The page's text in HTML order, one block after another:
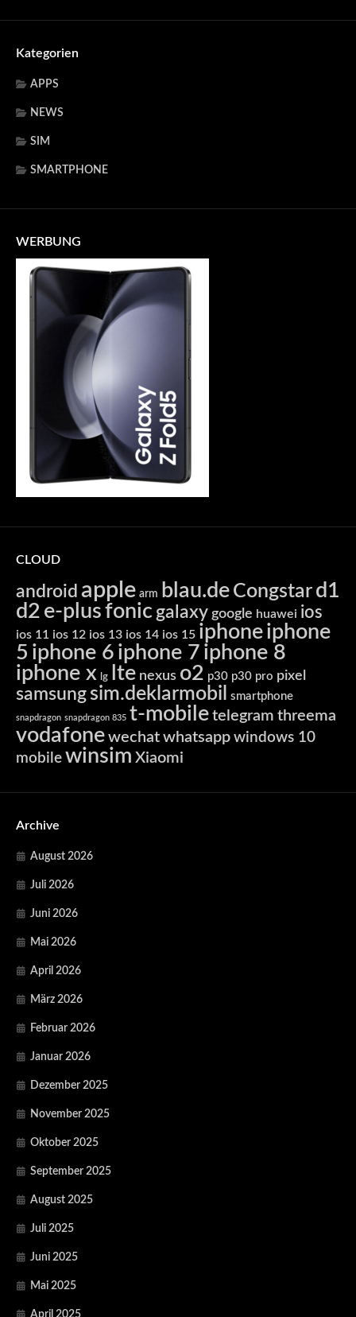
Kategorien
APPS
NEWS
SIM
SMARTPHONE
WERBUNG
CLOUD
android apple arm blau.de Congstar d1
d2 e-plusfonic galaxy google huawei ios
ios 11 ios 12 ios 13 ios 14 ios 15 iphoneiphone
5 iphone 6 iphone 7 iphone 8
iphone x lg lte nexus o2 p30 p30 pro pixel
samsung sim.deklarmobil smartphone
snapdragon snapdragon 835 t-mobile telegram threema
vodafone wechat whatsapp windows 10
mobile winsim Xiaomi
Archive
August 2026
Juli 2026
Juni 2026
Mai 2026
April 2026
März 2026
Februar 2026
Januar 2026
Dezember 2025
November 2025
Oktober 2025
September 2025
August 2025
Juli 2025
Juni 2025
Mai 2025
April 2025